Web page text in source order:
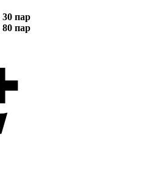
30 пар
80 пар